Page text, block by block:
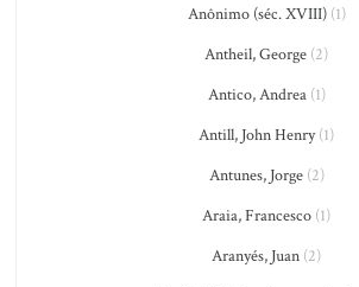
Anônimo (séc. XVIII)(1)
Antheil, George (2)
Antico, Andrea(1)
Antill, John Henry(1)
Antunes, Jorge(2)
Araia, Francesco (1)
Aranyés, Juan (2)